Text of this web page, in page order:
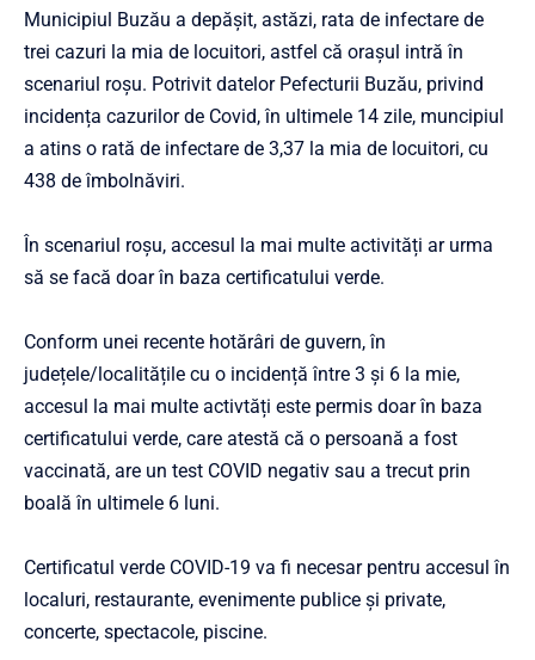
Municipiul Buzău a depășit, astăzi, rata de infectare de
trei cazuri la mia de locuitori, astfel că orașul intră în
scenariul roşu. Potrivit datelor Pefecturii Buzău, privind
incidența cazurilor de Covid, în ultimele 14 zile, muncipiul
a atins o rată de infectare de 3,37 la mia de locuitori, cu
438 de îmbolnăviri.
În scenariul roșu, accesul la mai multe activități ar urma
să se facă doar în baza certificatului verde.
Conform unei recente hotărâri de guvern, în
județele/localitățile cu o incidență între 3 și 6 la mie,
accesul la mai multe activtăți este permis doar în baza
certificatului verde, care atestă că o persoană a fost
vaccinată, are un test COVID negativ sau a trecut prin
boală în ultimele 6 luni.
Certificatul verde COVID-19 va fi necesar pentru accesul în
localuri, restaurante, evenimente publice și private,
concerte, spectacole, piscine.